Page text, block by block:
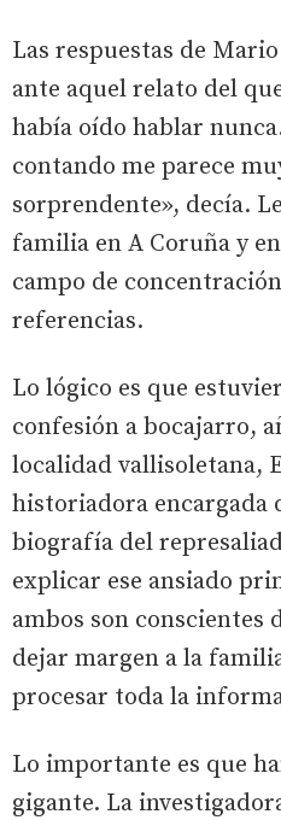
Las respuestas de
ante aquel relato del
había oído hablar
contando me parece
sorprendente», decía.
familia en A Coruña y
campo de
referencias.
Lo lógico es que
confesión a bocajarro,
localidad vallisoletana,
historiadora encargada
biografía del
explicar ese ansiado
ambos son conscientes
dejar margen a la
procesar toda la
Lo importante es que
gigante. La